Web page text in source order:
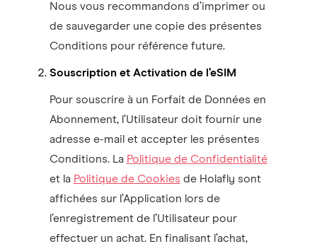
Nous vous recommandons d’imprimer ou
de sauvegarder une copie des présentes
Conditions pour référence future.
Souscription et Activation de l’eSIM
Pour souscrire à un Forfait de Données en
Abonnement, l’Utilisateur doit fournir une
adresse e-mail et accepter les présentes
Conditions. La Politique de Confidentialité
et la Politique de Cookies de Holafly sont
affichées sur l’Application lors de
l’enregistrement de l’Utilisateur pour
effectuer un achat. En finalisant l’achat,